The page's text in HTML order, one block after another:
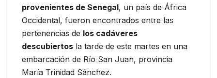
provenientes de Senegal, un país de África
Occidental, fueron encontrados entre las
pertenencias de los cadáveres
descubiertos la tarde de este martes en una
embarcación de Río San Juan, provincia
María Trinidad Sánchez.